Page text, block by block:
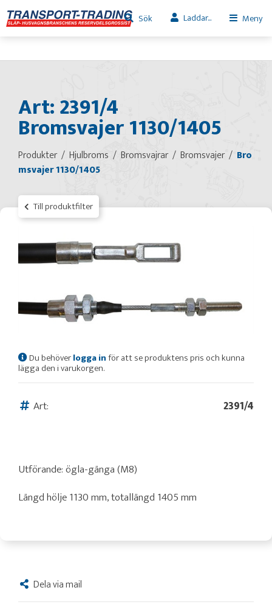
Sök Laddar... Meny
Art: 2391/4
Bromsvajer 1130/1405
Produkter Hjulbroms Bromsvajrar Bromsvajer
Bro
msvajer 1130/1405
Till produktfilter
Du behöverlogga inför att se produktens pris och kunna
lägga den i varukorgen.
Art: 2391/4
Utförande: ögla-gänga (M8)
Längd hölje 1130 mm, totallängd 1405 mm
Dela via mail